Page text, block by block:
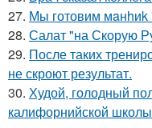
27. Мы готовим мaнhиk
28. Салат "на Скорую
29. После таких
не скроют результат.
30. Худой, голодный
калифорнийской